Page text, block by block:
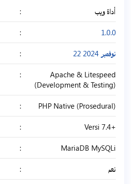
أداة ويب
1.0.0
22 نوفمبر 2024
Apache & Litespeed
(Development & Testing)
PHP Native (Prosedural)
Versi 7.4+
MariaDB MySQLi
نعم